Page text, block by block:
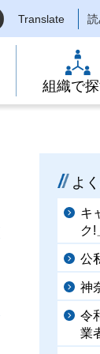
Translate
組織で
よ
キ
ク!
公
神
令
業